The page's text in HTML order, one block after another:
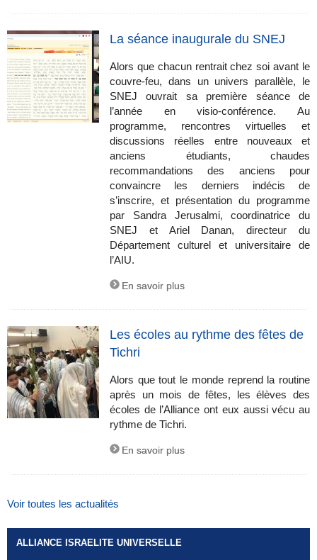
La séance inaugurale du SNEJ
Alors que chacun rentrait chez soi avant le
couvre-feu, dans un univers parallèle, le
SNEJ ouvrait sa première séance de
l’année en visio-conférence. Au
programme, rencontres virtuelles et
discussions réelles entre nouveaux et
anciens étudiants, chaudes
recommandations des anciens pour
convaincre les derniers indécis de
s’inscrire, et présentation du programme
par Sandra Jerusalmi, coordinatrice du
SNEJ et Ariel Danan, directeur du
Département culturel et universitaire de
l’AIU.
En savoir plus
Les écoles au rythme des fêtes de
Tichri
Alors que tout le monde reprend la routine
après un mois de fêtes, les élèves des
écoles de l’Alliance ont eux aussi vécu au
rythme de Tichri.
En savoir plus
Voir toutes les actualités
ALLIANCE ISRAELITE UNIVERSELLE